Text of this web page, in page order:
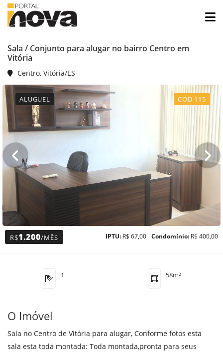
Sala / Conjunto para alugar no bairro Centro em
Vitória
Centro, Vitória/ES
ALUGUEL COD 115
R$1.200/MÊS Condomínio: R$ 400,00
IPTU: R$ 67,00
1 58m²
O Imóvel
Sala no Centro de Vitória para alugar, Conforme fotos esta
sala esta toda montada: Toda montada,pronta para seus